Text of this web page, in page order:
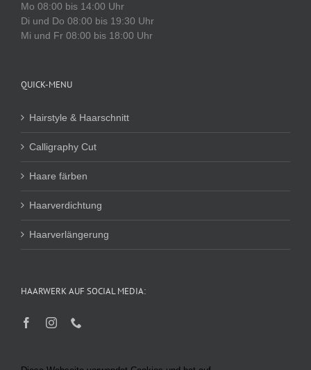
Mo 08:00 bis 14:00 Uhr
Di und Do 08:00 bis 19:30 Uhr
Mi und Fr 08:00 bis 18:00 Uhr
QUICK-MENU
Hairstyle & Haarschnitt
Calligraphy Cut
Haare färben
Haarverdichtung
Haarverlängerung
HAARWERK AUF SOCIAL MEDIA: